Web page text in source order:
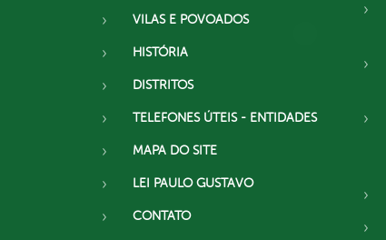
VILAS E POVOADOS
HISTÓRIA
DISTRITOS
TELEFONES ÚTEIS - ENTIDADES
MAPA DO SITE
LEI PAULO GUSTAVO
CONTATO